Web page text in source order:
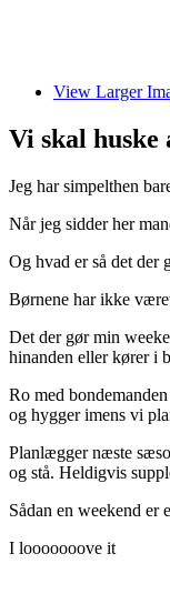
View Larger
Vi skal huske
Jeg har simpelthen
Når jeg sidder her
Og hvad er så det der
Børnene har ikke
Det der gør min
hinanden eller kører i
Ro med
og hygger imens vi
Planlægger næste
og stå. Heldigvis
Sådan en weekend
I looooooove it